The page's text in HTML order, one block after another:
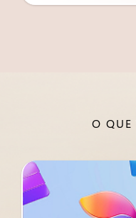
O QUE